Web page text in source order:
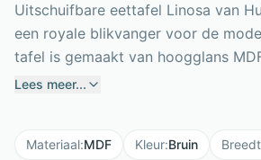
Uitschuifbare eettafel Linosa van
een royale blikvanger voor de
tafel is gemaakt van hoogglans
stijlvol bruin met een wenge
met familie en vrienden. De extra
Lees meer...
Materiaal:MDF Kleur:Bruin